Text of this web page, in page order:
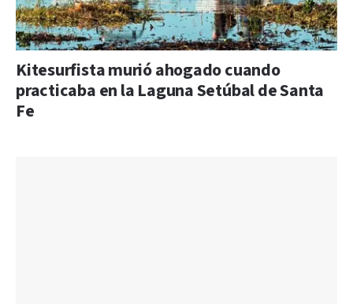
Kitesurfista murió ahogado cuando
practicaba en la Laguna Setúbal de Santa
Fe